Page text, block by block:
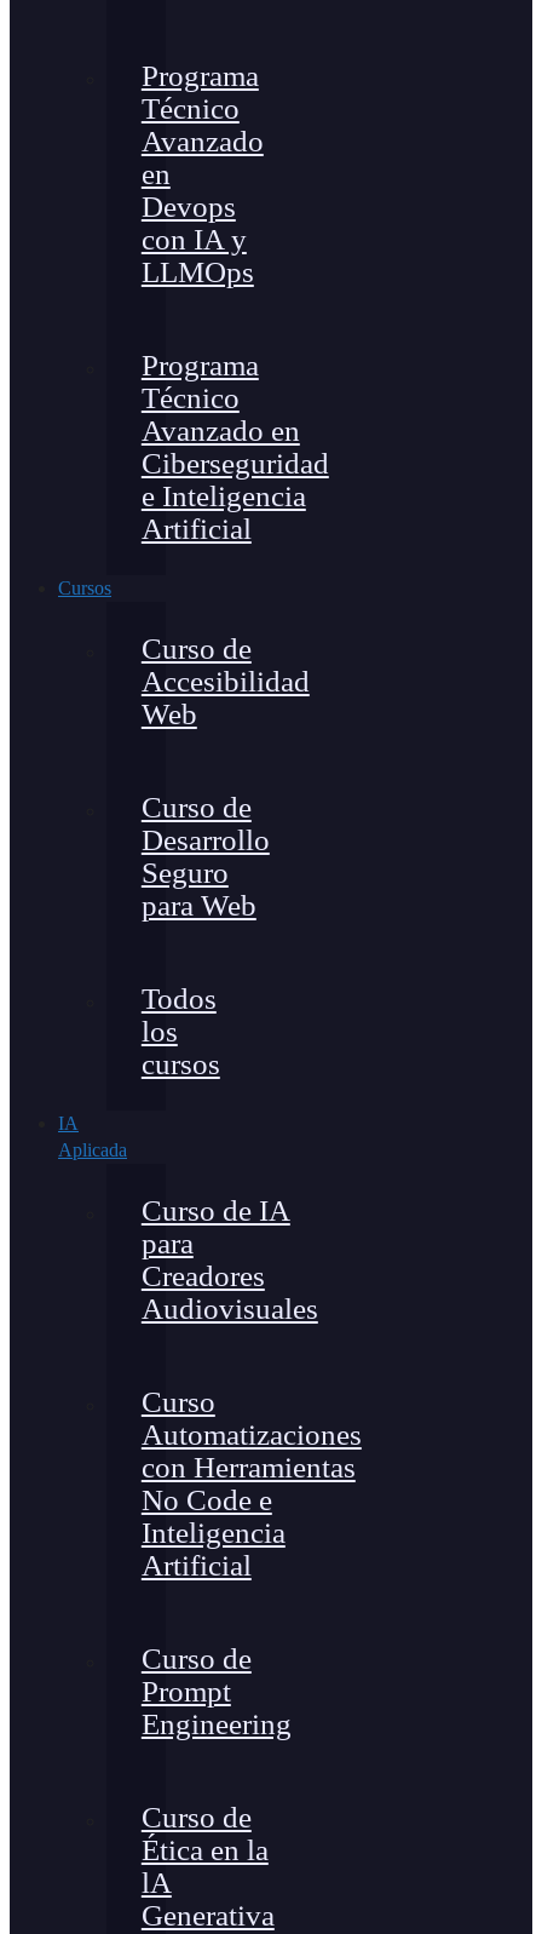
Programa
Técnico
Avanzado
en
Devops
con IA y
LLMOps
Programa
Técnico
Avanzado en
Ciberseguridad
e Inteligencia
Artificial
Cursos
Curso de
Accesibilidad
Web
Curso de
Desarrollo
Seguro
para Web
Todos
los
cursos
IA
Aplicada
Curso de IA
para
Creadores
Audiovisuales
Curso
Automatizaciones
con Herramientas
No Code e
Inteligencia
Artificial
Curso de
Prompt
Engineering
Curso de
Ética en la
lA
Generativa